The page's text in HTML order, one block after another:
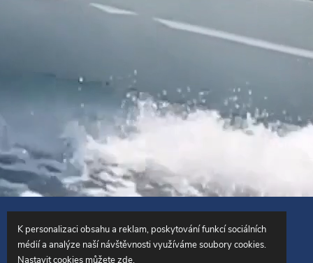
K personalizaci obsahu a reklam, poskytování funkcí sociálních
médií a analýze naší návštěvnosti využíváme soubory cookies.
Nastavit cookies můžetezde.
Vytvořil Shoptet
Copyright 2026SailingCentrum.cz. Všechna práva vyhrazena.